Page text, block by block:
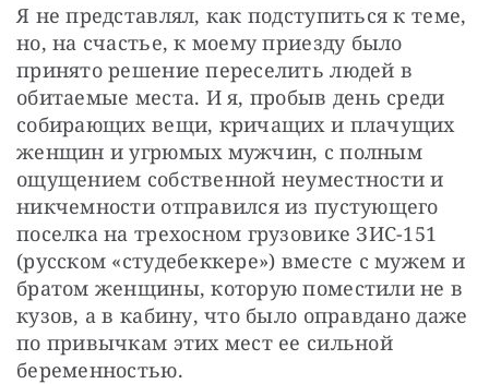
Я не представлял, как подступиться к теме,
но, на счастье, к моему приезду было
принято решение переселить людей в
обитаемые места. И я, пробыв день среди
собирающих вещи, кричащих и плачущих
женщин и угрюмых мужчин, с полным
ощущением собственной неуместности и
никчемности отправился из пустующего
поселка на трехосном грузовике ЗИС-151
(русском «студебеккере») вместе с мужем и
братом женщины, которую поместили не в
кузов, а в кабину, что было оправдано даже
по привычкам этих мест ее сильной
беременностью.